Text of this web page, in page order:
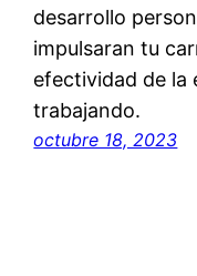
desarrollo
impulsaran tu
efectividad de la
trabajando.
octubre 18, 2023